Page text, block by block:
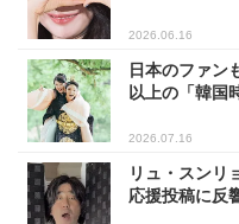
2026.06.16
日本のファン
以上の「韓国
2026.07.16
リュ・スンリ
応援投稿に反